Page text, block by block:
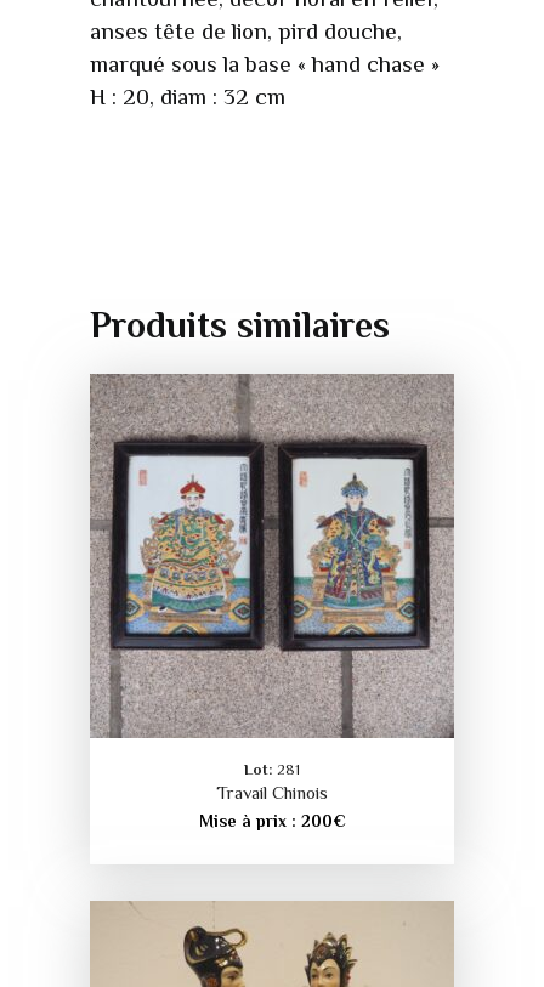
anses tête de lion, pird douche,
marqué sous la base « hand chase »
H : 20, diam : 32 cm
Produits similaires
Lot: 281
Travail Chinois
Mise à prix : 200€